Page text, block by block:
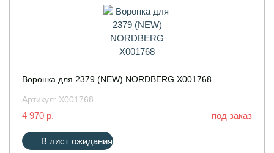
Воронка для 2379 (NEW) NORDBERG X001768
Артикул: X001768
4 970 р. под заказ
В лист ожидания